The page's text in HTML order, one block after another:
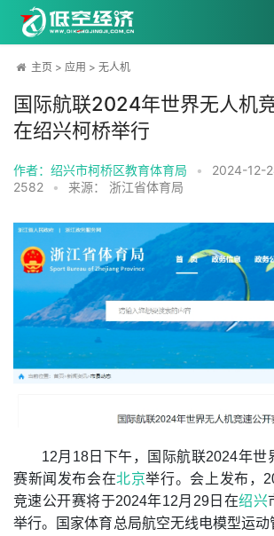
主页 > 应用 > 无人机
国际航联2024年世界无人机
在绍兴柯桥举行
作者：绍兴市柯桥区教育体育局 • 2024-12-
2582
• 来源： 浙江省体育局
12月18日下午，国际航联2024年世
赛新闻发布会在北京举行。会上发布，
竞速公开赛将于2024年12月29日在绍兴
举行。国家体育总局航空无线电模型运